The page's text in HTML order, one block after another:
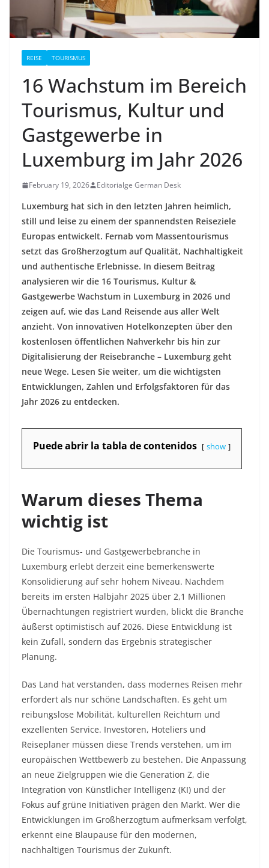
REISE TOURISMUS
16 Wachstum im Bereich
Tourismus, Kultur und
Gastgewerbe in
Luxemburg im Jahr 2026
February 19, 2026 Editorialge German Desk
Luxemburg hat sich in den letzten Jahren heimlich,
still und leise zu einem der spannendsten Reiseziele
Europas entwickelt. Fernab vom Massentourismus
setzt das Großherzogtum auf Qualität, Nachhaltigkeit
und authentische Erlebnisse. In diesem Beitrag
analysieren wir die 16 Tourismus, Kultur &
Gastgewerbe Wachstum in Luxemburg in 2026 und
zeigen auf, wie das Land Reisende aus aller Welt
anzieht. Von innovativen Hotelkonzepten über den
kostenlosen öffentlichen Nahverkehr bis hin zur
Digitalisierung der Reisebranche – Luxemburg geht
neue Wege. Lesen Sie weiter, um die wichtigsten
Entwicklungen, Zahlen und Erfolgsfaktoren für das
Jahr 2026 zu entdecken.
Puede abrir la tabla de contenidos show
Warum dieses Thema
wichtig ist
Die Tourismus- und Gastgewerbebranche in
Luxemburg erlebt derzeit eine bemerkenswerte
Konsolidierung auf sehr hohem Niveau. Nachdem
bereits im ersten Halbjahr 2025 über 2,1 Millionen
Übernachtungen registriert wurden, blickt die Branche
äußerst optimistisch auf 2026. Diese Entwicklung ist
kein Zufall, sondern das Ergebnis strategischer
Planung.
Das Land hat verstanden, dass modernes Reisen mehr
erfordert als nur schöne Landschaften. Es geht um
reibungslose Mobilität, kulturellen Reichtum und
exzellenten Service. Investoren, Hoteliers und
Reiseplaner müssen diese Trends verstehen, um im
europäischen Wettbewerb zu bestehen. Die Anpassung
an neue Zielgruppen wie die Generation Z, die
Integration von Künstlicher Intelligenz (KI) und der
Fokus auf grüne Initiativen prägen den Markt. Wer die
Entwicklungen im Großherzogtum aufmerksam verfolgt,
erkennt eine Blaupause für den modernen,
nachhaltigen Tourismus der Zukunft.